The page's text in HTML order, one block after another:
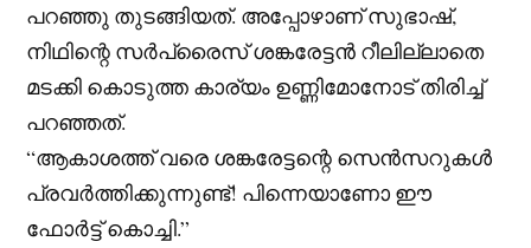
പറഞ്ഞു തുടങ്ങിയത്. അപ്പോഴാണ് സുഭാഷ്,
നിഥിന്റെ സർപ്രൈസ് ശങ്കരേട്ടൻ റീലില്ലാതെ
മടക്കി കൊടുത്ത കാര്യം ഉണ്ണിമോനോട് തിരിച്ച്
പറഞ്ഞത്.
“ആകാശത്ത് വരെ ശങ്കരേട്ടന്റെ സെൻസറുകൾ
പ്രവർത്തിക്കുന്നുണ്ട്! പിന്നെയാണോ ഈ
ഫോർട്ട് കൊച്ചി.”